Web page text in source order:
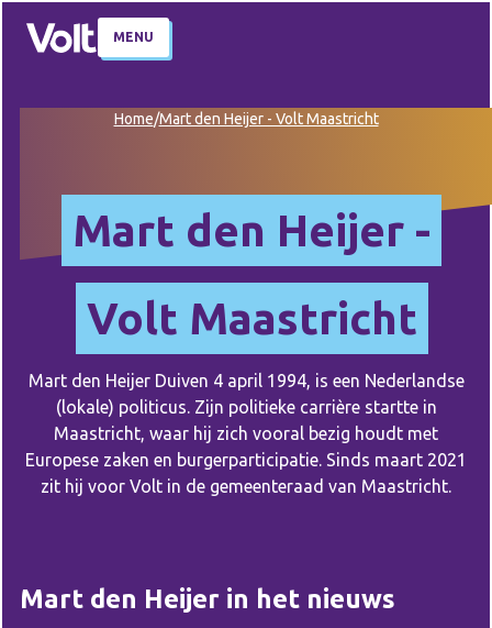
MENU
Home/Mart den Heijer - Volt Maastricht
Mart den Heijer -
Volt Maastricht
Mart den Heijer Duiven 4 april 1994, is een Nederlandse
(lokale) politicus. Zijn politieke carrière startte in
Maastricht, waar hij zich vooral bezig houdt met
Europese zaken en burgerparticipatie. Sinds maart 2021
zit hij voor Volt in de gemeenteraad van Maastricht.
Mart den Heijer in het nieuws